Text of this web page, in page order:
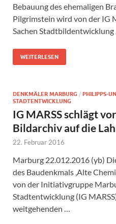
Bebauung des ehemaligen
Pilgrimstein wird von der IG
Sachen Stadtbildentwicklung
WEITERLESEN
DENKMÄLER MARBURG / PHILIPPS-
STADTENTWICKLUNG
IG MARSS schlägt
Bildarchiv auf die
22. Februar 2016
Marburg 22.012.2016 (yb)
des Baudenkmals ‚Alte
von der Initiativgruppe
Stadtentwicklung (IG
weitgehenden …